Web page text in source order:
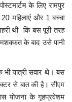
के लिए रामपुर
महिलाएं और 1 बच्चा
थी कि बस पूरी तरह
के बाद उसे पानी
भी यात्री सवार थे। बस
से बात की है। सीएम
योजना के गृहप्रवेशम